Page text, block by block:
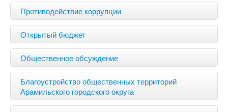
Противодействие коррупции
Открытый бюджет
Общественное обсуждение
Благоустройство общественных территорий
Арамильского городского округа